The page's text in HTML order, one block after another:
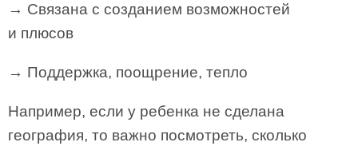
→ Связана с созданием возможностей
и плюсов
→ Поддержка, поощрение, тепло
Например, если у ребенка не сделана
география, то важно посмотреть, сколько